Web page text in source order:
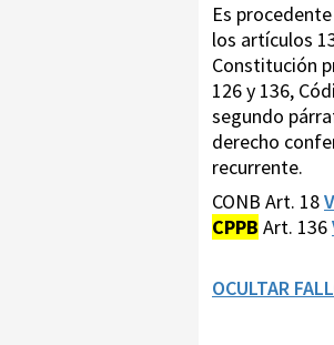
Es
los artículos
Constitución
126 y 136,
segundo
derecho
recurrente.
CONB Art. 18
CPPB Art. 136
OCULTAR